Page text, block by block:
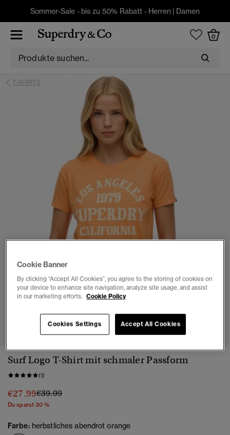
Sommer-Sale - bis zu 50% Rabatt - Herren | Damen
0
T-SHIRTS
1 2 3 4 5
Surf Logo T-Shirt mit schmaler Passform
(1)
€27.99Preis wurde reduziert von
€39.99bis
Du sparst 30 %
Farbe: herbstliches abendrot orange
Cookie Banner
By clicking “Accept All Cookies”, you agree to the storing of cookies on
your device to enhance site navigation, analyze site usage, and assist
in our marketing efforts. Cookie Policy
Accept All Cookies
Cookies Settings